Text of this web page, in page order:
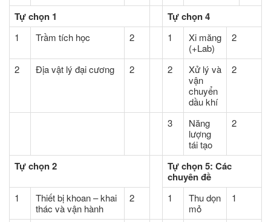
Tự chọn 1
Tự chọn 4
1 Trầm tích học 2 1
Xi măng
(+Lab)
2
2 Địa vật lý đại cương 2 2
Xử lý và
vận
chuyển
dầu khí
2
3
Năng
lượng
tái tạo
2
Tự chọn 2
Tự chọn 5: Các
chuyên đề
1
Thiết bị khoan – khai
thác và vận hành
2 1
Thu dọn
mỏ
1